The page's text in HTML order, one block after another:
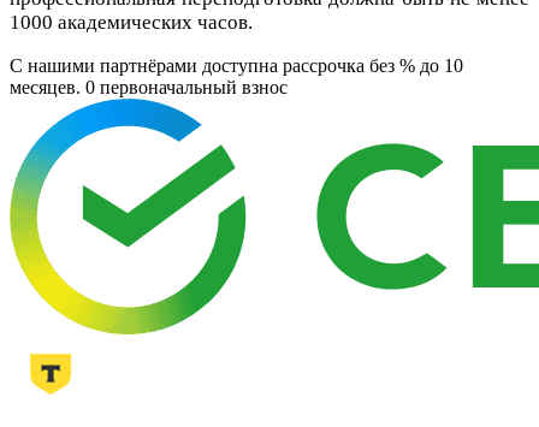
1000 академических часов.
C нашими партнёрами доступна рассрочка без % до 10
месяцев. 0 первоначальный взнос